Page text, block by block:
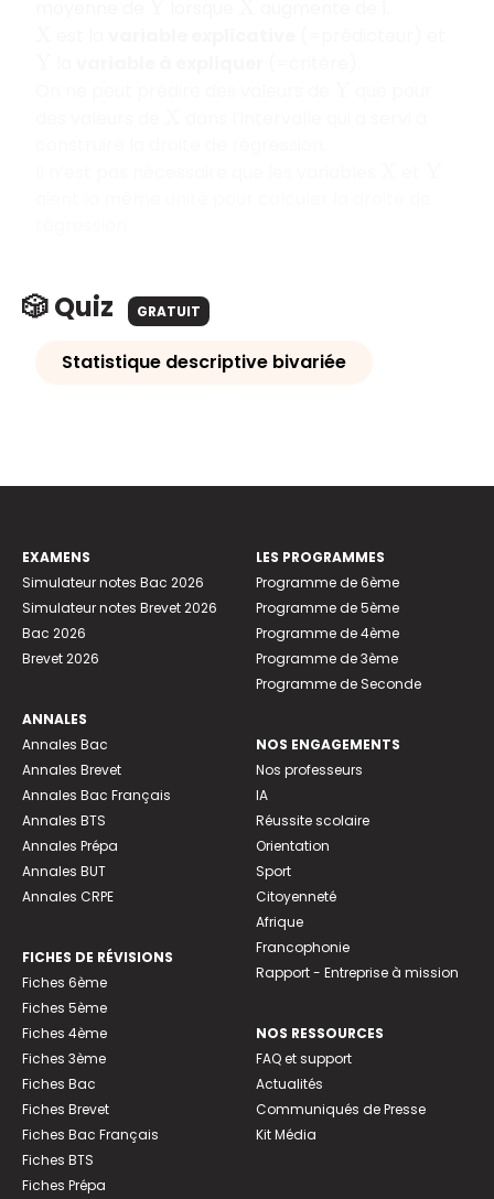
🎲 Quiz GRATUIT
Statistique descriptive bivariée
EXAMENS
Simulateur notes Bac 2026
Simulateur notes Brevet 2026
Bac 2026
Brevet 2026
ANNALES
Annales Bac
Annales Brevet
Annales Bac Français
Annales BTS
Annales Prépa
Annales BUT
Annales CRPE
FICHES DE RÉVISIONS
Fiches 6ème
Fiches 5ème
Fiches 4ème
Fiches 3ème
Fiches Bac
Fiches Brevet
Fiches Bac Français
Fiches BTS
Fiches Prépa
LES PROGRAMMES
Programme de 6ème
Programme de 5ème
Programme de 4ème
Programme de 3ème
Programme de Seconde
NOS ENGAGEMENTS
Nos professeurs
IA
Réussite scolaire
Orientation
Sport
Citoyenneté
Afrique
Francophonie
Rapport - Entreprise à mission
NOS RESSOURCES
FAQ et support
Actualités
Communiqués de Presse
Kit Média